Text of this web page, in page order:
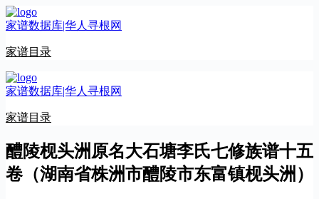
跳
至
容
家谱数据库|华人寻根网
家谱目录
家谱数据库|华人寻根网
家谱目录
醴陵枧头洲原名大石塘李氏七修族谱十五
卷（湖南省株洲市醴陵市东富镇枧头洲）